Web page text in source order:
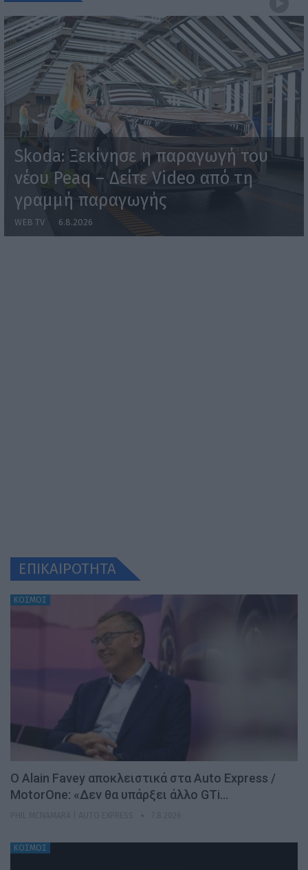
Skoda: Ξεκίνησε η παραγωγή του
νέου Peaq – Δείτε Video από τη
γραμμή παραγωγής
WEB TV 6.8.2026
ΕΠΙΚΑΙΡΟΤΗΤΑ
ΚΟΣΜΟΣ
Ο Alain Favey αποκλειστικά στα Auto Express /
MotorOne: «Δεν θα υπάρξει άλλο GTi…
ΚΟΣΜΟΣ